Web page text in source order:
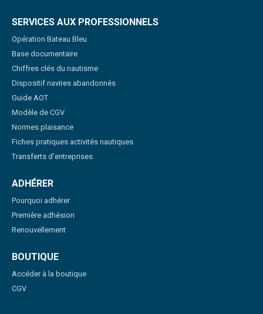
SERVICES AUX PROFESSIONNELS
Opération Bateau Bleu
Base documentaire
Chiffres clés du nautisme
Dispositif navires abandonnés
Guide AOT
Modèle de CGV
Normes plaisance
Fiches pratiques activités nautiques
Transferts d'entreprises
ADHÉRER
Pourquoi adhérer
Première adhésion
Renouvellement
BOUTIQUE
Accéder à la boutique
CGV